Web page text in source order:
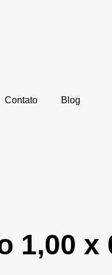
Contato Blog
1,00 x